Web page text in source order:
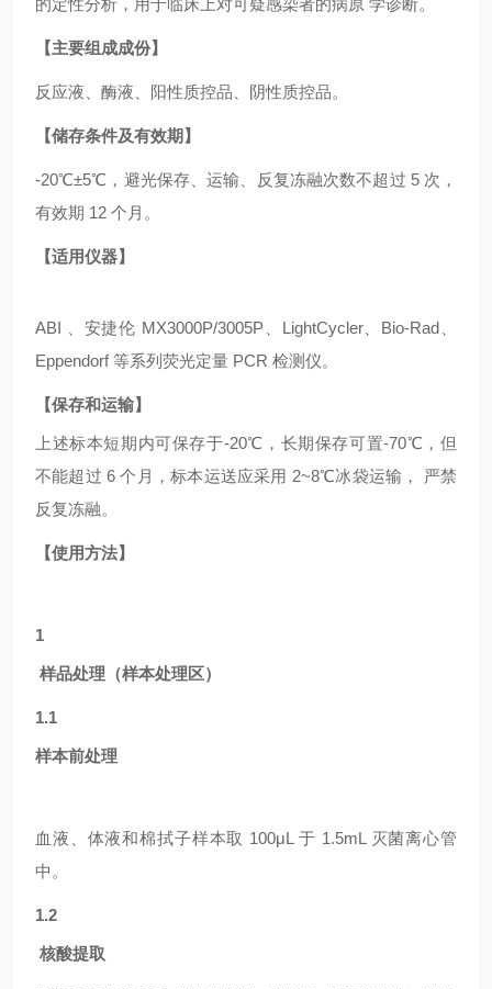
的定性分析，用于临床上对可疑感染者的病原 学诊断。
【主要组成成份】
反应液、酶液、阳性质控品、阴性质控品。
【储存条件及有效期】
-20℃±5℃，避光保存、运输、反复冻融次数不超过 5 次，
有效期 12 个月。
【适用仪器】
ABI 、安捷伦 MX3000P/3005P、LightCycler、Bio-Rad、
Eppendorf 等系列荧光定量 PCR 检测仪。
【保存和运输】
上述标本短期内可保存于-20℃，长期保存可置-70℃，但
不能超过 6 个月，标本运送应采用 2~8℃冰袋运输， 严禁
反复冻融。
【使用方法】
1
样品处理（样本处理区）
1.1
样本前处理
血液、体液和棉拭子样本取 100μL 于 1.5mL 灭菌离心管
中。
1.2
核酸提取